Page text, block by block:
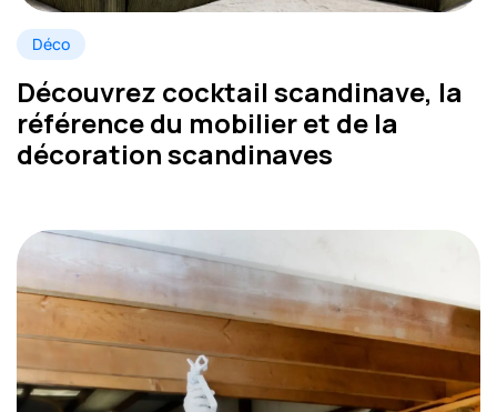
Déco
Découvrez cocktail scandinave, la
référence du mobilier et de la
décoration scandinaves